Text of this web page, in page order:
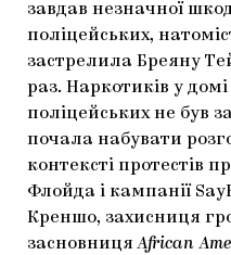
завдав незначної
поліцейських,
застрелила Бреяну
раз. Наркотиків у
поліцейських не був
почала набувати
контексті протестів
Флойда і кампанії
Креншо, захисниця
засновницяAfrican